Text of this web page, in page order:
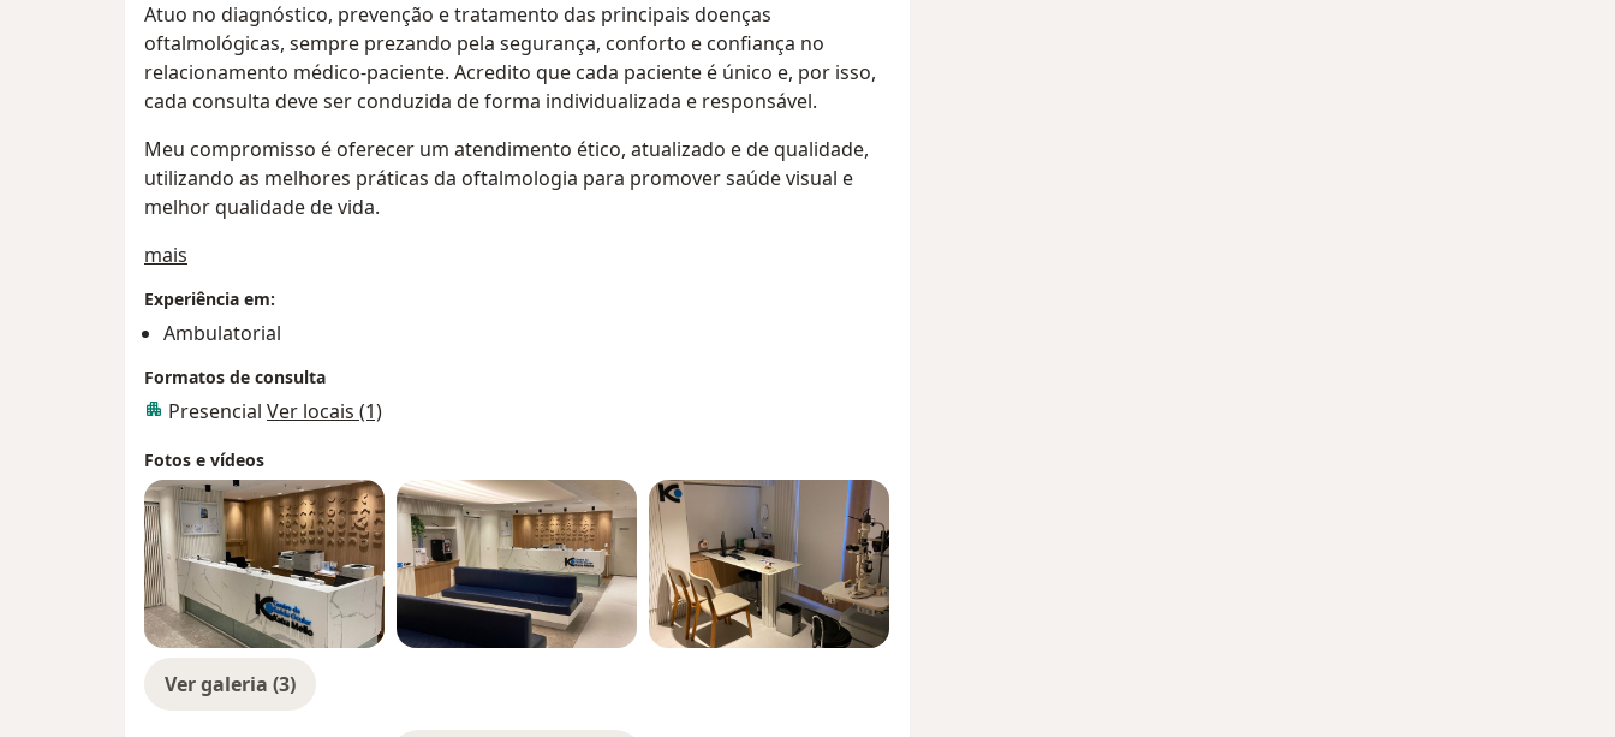
Atuo no diagnóstico, prevenção e tratamento das principais doenças
oftalmológicas, sempre prezando pela segurança, conforto e confiança no
relacionamento médico-paciente. Acredito que cada paciente é único e, por isso,
cada consulta deve ser conduzida de forma individualizada e responsável.
Meu compromisso é oferecer um atendimento ético, atualizado e de qualidade,
utilizando as melhores práticas da oftalmologia para promover saúde visual e
melhor qualidade de vida.
mais
Experiência em:
Ambulatorial
Formatos de consulta
Presencial Ver locais (1)
Fotos e vídeos
Ver galeria (3)